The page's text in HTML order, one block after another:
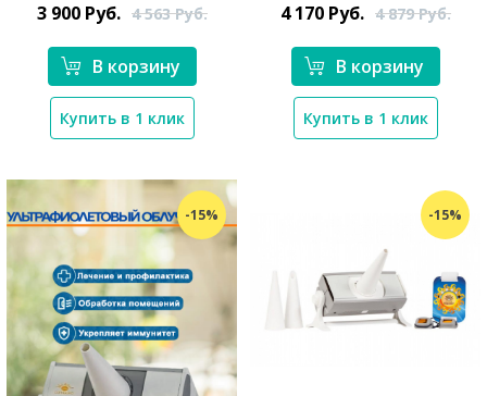
3 900 Руб. 4 563Руб.
В корзину
Купить в 1 клик
4 170 Руб. 4 879Руб.
В корзину
Купить в 1 клик
-15% -15%